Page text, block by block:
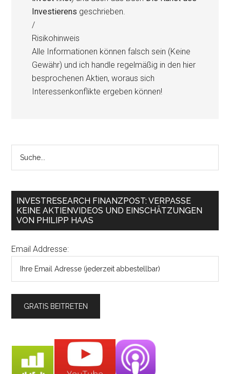
Investierens geschrieben.
/
Risikohinweis
Alle Informationen können falsch sein (Keine
Gewähr) und ich handle regelmäßig in den hier
besprochenen Aktien, woraus sich
Interessenkonflikte ergeben können!
INVESTRESEARCH FINANZPOST: VERPASSE
KEINE AKTIENVIDEOS UND EINSCHÄTZUNGEN
VON PHILIPP HAAS
Email Addresse: